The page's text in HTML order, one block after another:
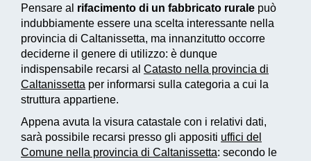
Pensare al rifacimento di un fabbricato rurale può
indubbiamente essere una scelta interessante nella
provincia di Caltanissetta, ma innanzitutto occorre
deciderne il genere di utilizzo: è dunque
indispensabile recarsi al Catasto nella provincia di
Caltanissetta per informarsi sulla categoria a cui la
struttura appartiene.
Appena avuta la visura catastale con i relativi dati,
sarà possibile recarsi presso gli appositi uffici del
Comune nella provincia di Caltanissetta: secondo le